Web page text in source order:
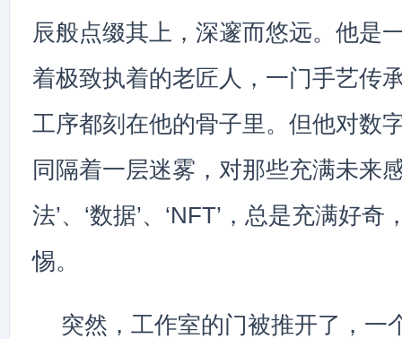
辰般点缀其上，深邃而悠远。他是
着极致执着的老匠人，一门手艺传
工序都刻在他的骨子里。但他对数
同隔着一层迷雾，对那些充满未来
法’、‘数据’、‘NFT’，总是充满好
惕。
突然，工作室的门被推开了，一